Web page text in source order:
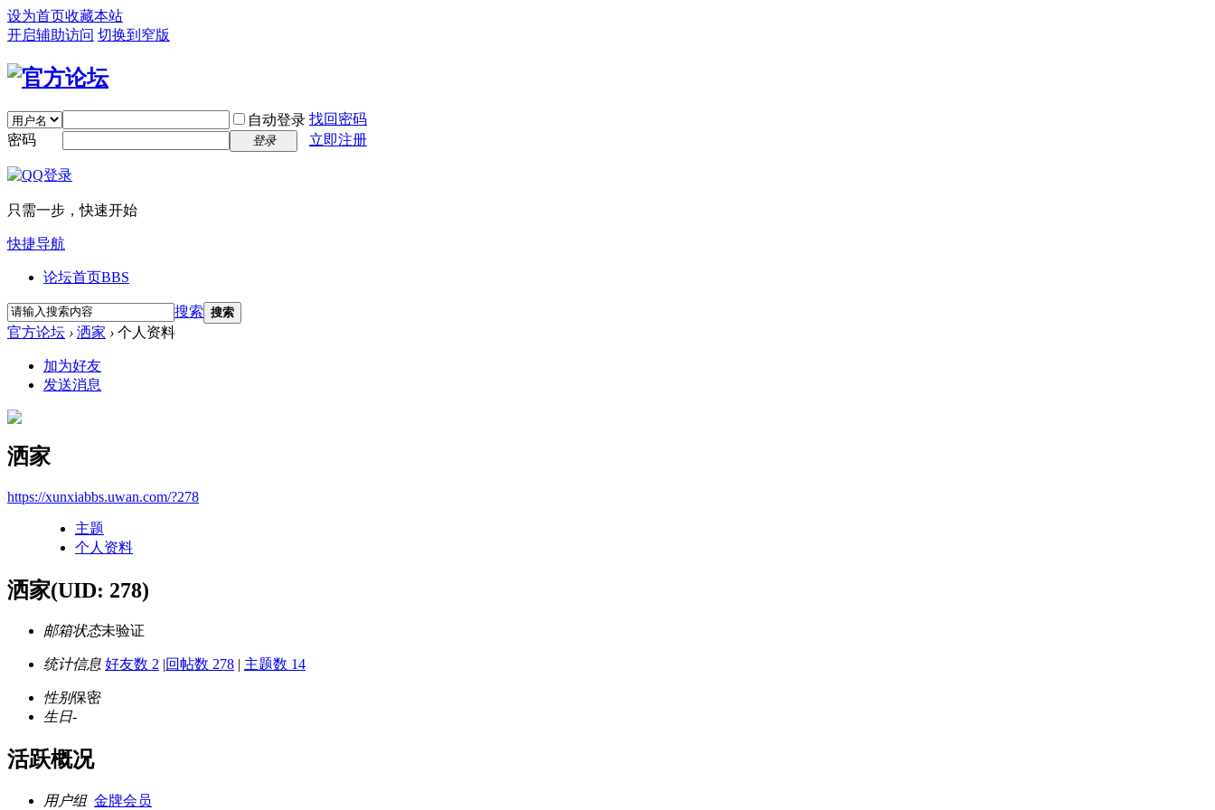
设为首页收藏本站
开启辅助访问 切换到窄版
自动登录 找回密码
密码
登录 立即注册
只需一步，快速开始
快捷导航
论坛首页BBS
搜索 搜索
官方论坛 › 洒家 › 个人资料
加为好友
发送消息
洒家
https://xunxiabbs.uwan.com/?278
主题
个人资料
洒家(UID: 278)
邮箱状态未验证
统计信息 好友数 2 |回帖数 278 | 主题数 14
性别保密
生日-
活跃概况
用户组 金牌会员